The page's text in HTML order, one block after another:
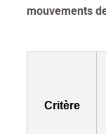
mouvements
Critère